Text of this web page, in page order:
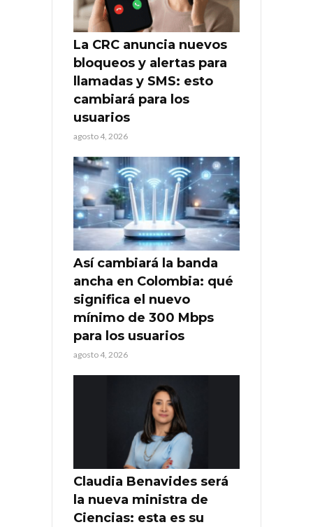
La CRC anuncia nuevos
bloqueos y alertas para
llamadas y SMS: esto
cambiará para los
usuarios
agosto 4, 2026
Así cambiará la banda
ancha en Colombia: qué
significa el nuevo
mínimo de 300 Mbps
para los usuarios
agosto 4, 2026
Claudia Benavides será
la nueva ministra de
Ciencias: esta es su